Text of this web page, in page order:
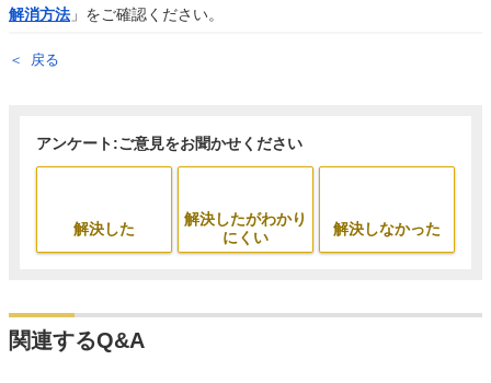
解消方法 」をご確認ください。
戻る
アンケート:ご意見をお聞かせください
解決した
解決したがわかり
にくい
解決しなかった
関連するQ&A